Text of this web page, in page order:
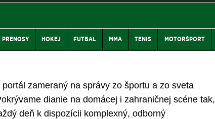
HOKEJ FUTBAL MMA TENIS MOTORŠPORT
portál zameraný na správy zo športu a zo sveta
dianie na domácej i zahraničnej scéne tak,
deň k dispozícii komplexný, odborný